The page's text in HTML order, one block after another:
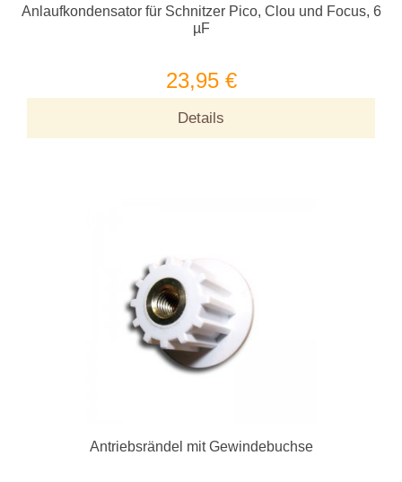
Anlaufkondensator für Schnitzer Pico, Clou und Focus, 6
µF
23,95 €
Details
Antriebsrändel mit Gewindebuchse